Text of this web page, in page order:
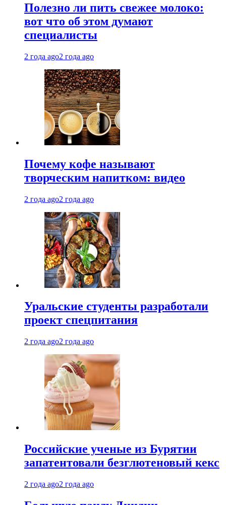
Полезно ли пить свежее молоко:
вот что об этом думают
специалисты
2 года ago2 года ago
Почему кофе называют
творческим напитком: видео
2 года ago2 года ago
Уральские студенты разработали
проект спецпитания
2 года ago2 года ago
Российские ученые из Бурятии
запатентовали безглютеновый кекс
2 года ago2 года ago